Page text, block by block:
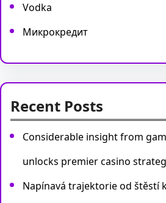
Vodka
Микрокредит
Recent Posts
Considerable insight from
unlocks premier casino
Napínavá trajektorie od štěstí